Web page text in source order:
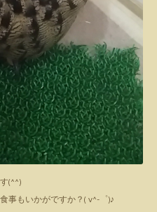
(^^)
事もいかがですか？( v^-゜)♪